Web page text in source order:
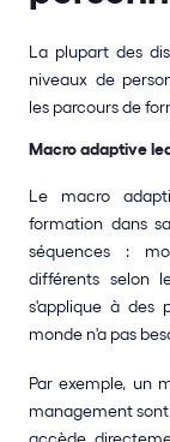
La plupart des
niveaux de
les parcours de
Macro adaptive
Le macro
formation dans
séquences :
différents selon
s'applique à des
monde n'a pas
Par exemple, un
management sont